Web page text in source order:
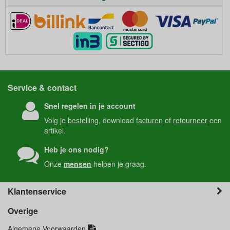
Service & contact
Snel regelen in je account
Volg jebestelling, downloadfacturen of retourneer een
artikel.
Heb je ons nodig?
Onzemensen helpen je graag.
Klantenservice
Overige